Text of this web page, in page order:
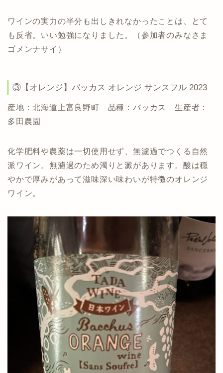
ワインの実力の半分も出しきれなかったことは、とて
も反省。いい勉強になりました。（参加者のみなさま
ゴメンナサイ）
③【オレンジ】バッカス オレンジ サンスフル 2023
産地：北海道上富良野町 品種：バッカス 生産者：
多田農園
化学肥料や農薬は一切使用せず、無濾過でつくる自然
派ワイン。無濾過のため濁りと澱があります。酸は穏
やかで厚みがあって滋味深い味わいが特徴のオレンジ
ワイン。